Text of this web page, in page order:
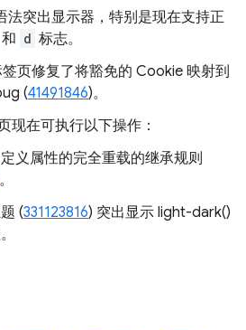
法突出显示器，特别是现在支持正
和 d 标志。
页修复了将豁免的 Cookie 映射到
(41491846)。
现在可执行以下操作：
义属性的完全重载的继承规则
(331123816) 突出显示 light-dark()